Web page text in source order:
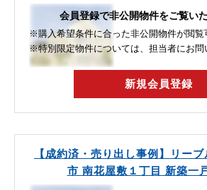
会員登録で非公開物件をご覧い
※購入希望条件に合った非公開物件が閲覧
※特別限定物件については、担当者にお問
新規会員登録
【成約済・売り出し事例】リー
市 南花屋敷１丁目 新築一